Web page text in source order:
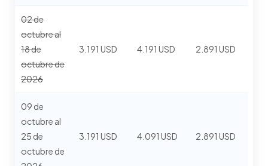
02 de
octubre al
18 de
octubre de
2026
3.191 USD 4.191 USD 2.891 USD
09 de
octubre al
25 de
octubre de
3.191 USD 4.091 USD 2.891 USD